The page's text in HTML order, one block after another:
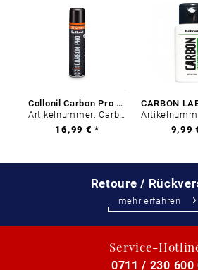
Collonil Carbon Pro 400 ml
Artikelnummer: Carbon-0
16,99 € *
9,99
Retoure /
mehr erfahren
Service-
0711 / 230 600